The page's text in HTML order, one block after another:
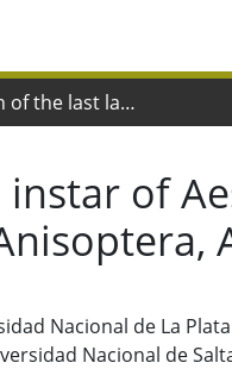
Description of the last larval instar of Aeshna (Marmaraeschna) pallipes Fraser, 1947 (Anisoptera, Aeshnidae)
of
Nacional de La
Nacional de